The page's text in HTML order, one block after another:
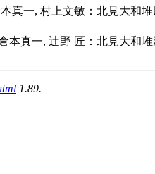
真一, 村上文敏：北見大和
本真一, 辻野 匠 ：北見大和
1.89.